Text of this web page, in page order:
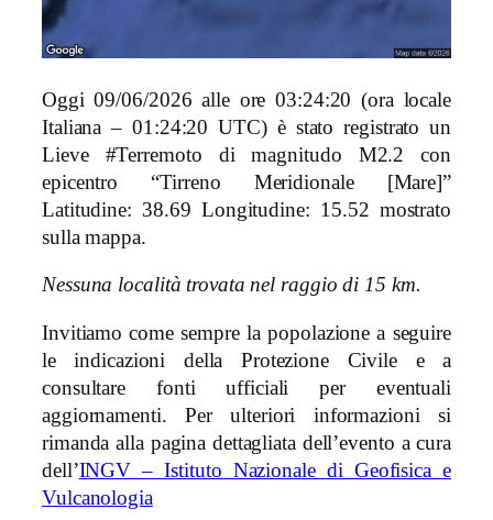
Oggi 09/06/2026 alle ore 03:24:20 (ora locale
Italiana – 01:24:20 UTC) è stato registrato un
Lieve #Terremoto di magnitudo M2.2 con
epicentro “Tirreno Meridionale [Mare]”
Latitudine: 38.69 Longitudine: 15.52 mostrato
sulla mappa.
Nessuna località trovata nel raggio di 15 km.
Invitiamo come sempre la popolazione a seguire
le indicazioni della Protezione Civile e a
consultare fonti ufficiali per eventuali
aggiornamenti. Per ulteriori informazioni si
rimanda alla pagina dettagliata dell’evento a cura
dell’INGV – Istituto Nazionale di Geofisica e
Vulcanologia